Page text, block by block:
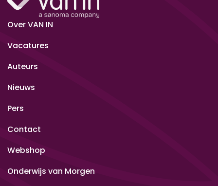
Over VAN IN
Vacatures
Auteurs
Nieuws
Pers
Contact
Webshop
Onderwijs van Morgen